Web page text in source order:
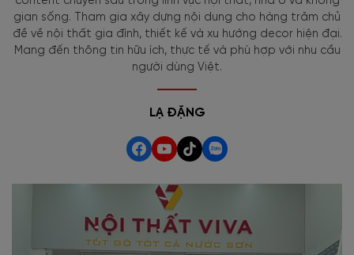
gian sống. Tham gia xây dựng nội dung cho hàng trăm chủ
đề về nội thất gia đình, thiết kế và xu hướng decor hiện đại.
Mang đến thông tin hữu ích, thực tế và phù hợp với nhu cầu
người dùng Việt.
LẠ ĐẶNG